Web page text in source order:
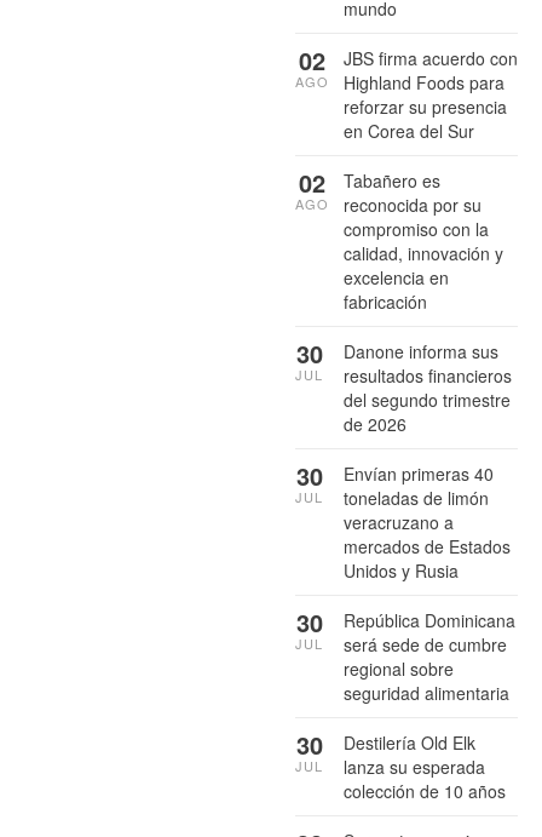
mundo
JBS firma acuerdo con
Highland Foods para
reforzar su presencia
en Corea del Sur
02
AGO
Tabañero es
reconocida por su
compromiso con la
calidad, innovación y
excelencia en
fabricación
02
AGO
Danone informa sus
resultados financieros
del segundo trimestre
de 2026
30
JUL
Envían primeras 40
toneladas de limón
veracruzano a
mercados de Estados
Unidos y Rusia
30
JUL
República Dominicana
será sede de cumbre
regional sobre
seguridad alimentaria
30
JUL
Destilería Old Elk
lanza su esperada
colección de 10 años
30
JUL